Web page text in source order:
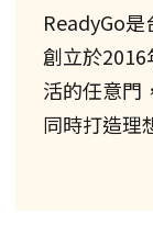
ReadyGo
創立於
活的任意門
同時打造理